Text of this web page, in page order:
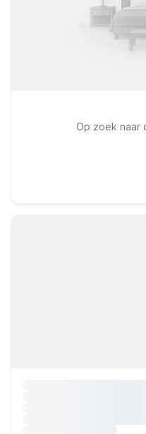
Op zoek naar